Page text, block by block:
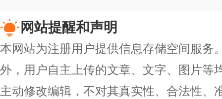
网站提醒和声明
本网站为注册用户提供信息存储空间服务
外，用户自主上传的文章、文字、图片等
主动修改编辑，不对其真实性、合法性、